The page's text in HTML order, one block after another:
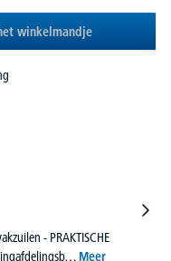
winkelmandje
- PRAKTISCHE
Meer